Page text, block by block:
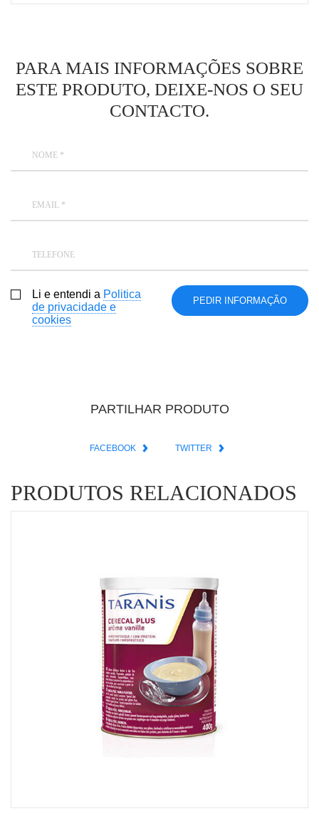
PARA MAIS INFORMAÇÕES SOBRE
ESTE PRODUTO, DEIXE-NOS O SEU
CONTACTO.
NOME *
EMAIL *
TELEFONE
Li e entendi a Politica
de privacidade e
cookies
PARTILHAR PRODUTO
FACEBOOK TWITTER
PRODUTOS RELACIONADOS